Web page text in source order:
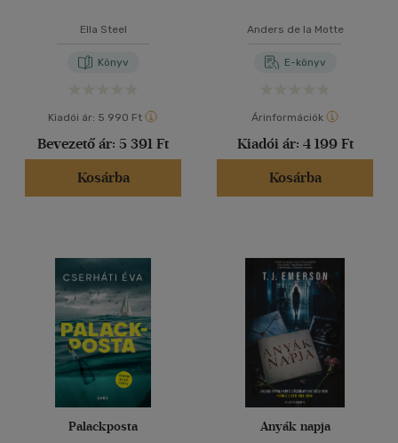
Ella Steel
Könyv
Kiadói ár: 5 990 Ft
Bevezető ár: 5 391 Ft
Kosárba
Anders de la Motte
E-könyv
Árinformációk
Kiadói ár: 4 199 Ft
Kosárba
Palackposta Anyák napja